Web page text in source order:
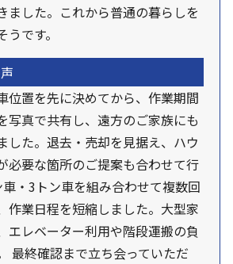
ました。これから普通の暮らしを
です。
位置を先に決めてから、作業期間
写真で共有し、遠方のご家族にも
した。退去・売却を見据え、ハウ
必要な箇所のご提案も合わせて行
・3トン車を組み合わせて複数回
作業日程を短縮しました。大型家
エレベーター利用や階段運搬の負
最終確認まで立ち会っていただ